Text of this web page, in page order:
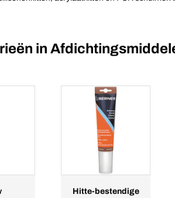
in
Hitte-bestendige